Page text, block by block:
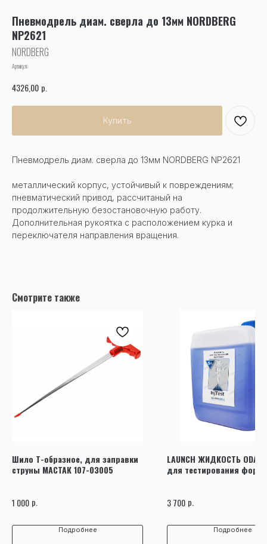
Пневмодрель диам. сверла до 13мм NORDBERG
NP2621
NORDBERG
Артикул:
4326,00 р.
Купить
Пневмодрель диам. сверла до 13мм NORDBERG NP2621
металлический корпус, устойчивый к повреждениям;
пневматический привод, рассчитаный на
продолжительную безостановочную работу.
Дополнительная рукоятка с расположением курка и
переключателя направления вращения.
Смотрите также
Шило Т-образное, для заправки
струны МАСТАК 107-03005
1 000 р.
Подробнее
LAUNCH ЖИДКОСТЬ ODA-
для тестирования
3 700 р.
Подробнее